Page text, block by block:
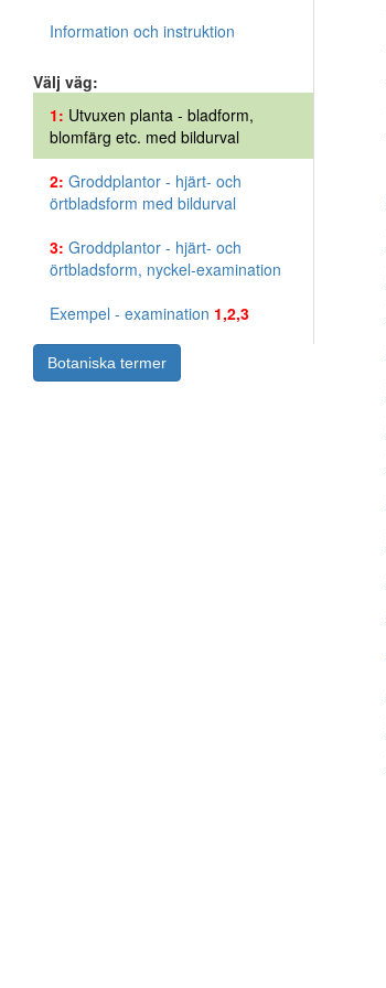
Information och instruktion
Välj väg:
1: Utvuxen planta - bladform,
blomfärg etc. med bildurval
2: Groddplantor - hjärt- och
örtbladsform med bildurval
3: Groddplantor - hjärt- och
örtbladsform, nyckel-examination
Exempel - examination 1,2,3
Botaniska termer